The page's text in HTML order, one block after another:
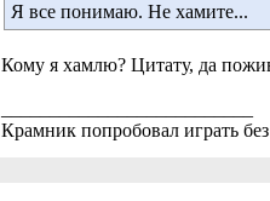
Я все понимаю. Не хамите...
Кому я хамлю? Цитату, да
Крамник попробовал играть